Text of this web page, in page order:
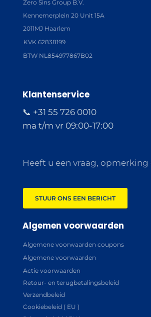
Zero Sins Group B.V.
Kennemerplein 20 Unit 15A
2011MJ Haarlem
KVK 62838199
BTW NL854977867B02
Klantenservice
📞 +31 55 726 0010
ma t/m vr 09:00-17:00
Heeft u een vraag,
STUUR ONS EEN BERICHT
Algemen voorwaarden
Algemene voorwaarden coupons
Algemene voorwaarden
Actie voorwaarden
Retour- en terugbetalingsbeleid
Verzendbeleid
Cookiebeleid ( EU )